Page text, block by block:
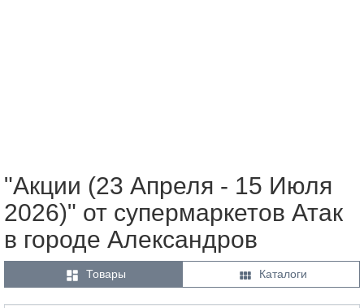
"Акции (23 Апреля - 15 Июля
2026)" от супермаркетов Атак
в городе Александров
 Товары  Каталоги